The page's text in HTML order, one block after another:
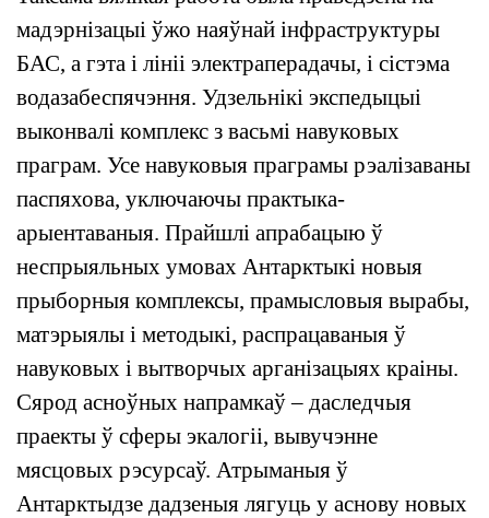
мадэрнізацыі ўжо наяўнай інфраструктуры
БАС, а гэта і лініі электраперадачы, і сістэма
водазабеспячэння. Удзельнікі экспедыцыі
выконвалі комплекс з васьмі навуковых
праграм. Усе навуковыя праграмы рэалізаваны
паспяхова, уключаючы практыка-
арыентаваныя. Прайшлі апрабацыю ў
неспрыяльных умовах Антарктыкі новыя
прыборныя комплексы, прамысловыя вырабы,
матэрыялы і методыкі, распрацаваныя ў
навуковых і вытворчых арганізацыях краіны.
Сярод асноўных напрамкаў – даследчыя
праекты ў сферы экалогіі, вывучэнне
мясцовых рэсурсаў. Атрыманыя ў
Антарктыдзе дадзеныя лягуць у аснову новых